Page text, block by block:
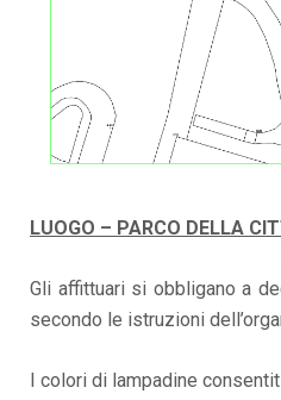
LUOGO – PARCO DELLA
Gli affittuari si obbligano a
secondo le istruzioni
I colori di lampadine